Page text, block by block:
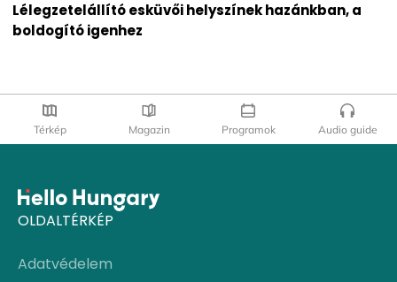
Lélegzetelállító esküvői helyszínek hazánkban, a
boldogító igenhez
Térkép Magazin Programok Audio guide
OLDALTÉRKÉP
Adatvédelem